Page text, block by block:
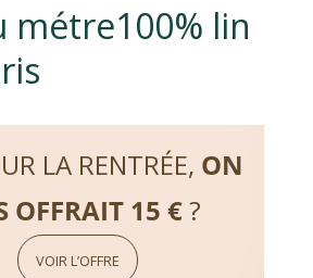
métre100% lin
LA RENTRÉE, ON
OFFRAIT 15 €?
VOIR L’OFFRE